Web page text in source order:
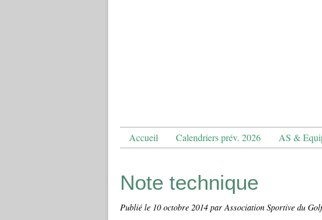
Accueil Calendriers prév. 2026 AS &
Note technique
Publié le 10 octobre 2014 par Association Sportive du